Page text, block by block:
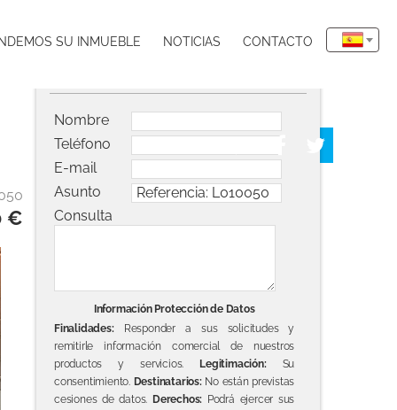
SU INMUEBLE NOTICIAS CONTACTO
Nombre
Teléfono
E-mail
Asunto
Consulta
Información Protección de Datos
Finalidades:Responder a sus solicitudes y
remitirle información comercial de nuestros
productos y servicios.
Legitimación:Su
consentimiento. Destinatarios:No están previstas
cesiones de datos. Derechos: Podrá ejercer sus
€